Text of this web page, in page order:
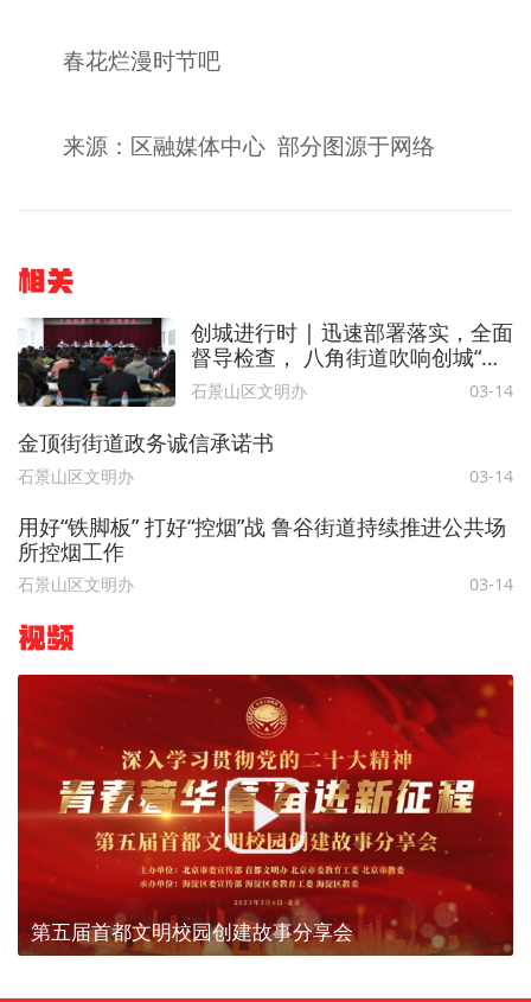
春花烂漫时节吧
来源：区融媒体中心 部分图源于网络
相关
创城进行时 | 迅速部署落实，全面
督导检查， 八角街道吹响创城“冲
锋号”
石景山区文明办 03-14
金顶街街道政务诚信承诺书
石景山区文明办 03-14
用好“铁脚板” 打好“控烟”战 鲁谷街道持续推进公共场
所控烟工作
石景山区文明办 03-14
视频
第五届首都文明校园创建故事分享会